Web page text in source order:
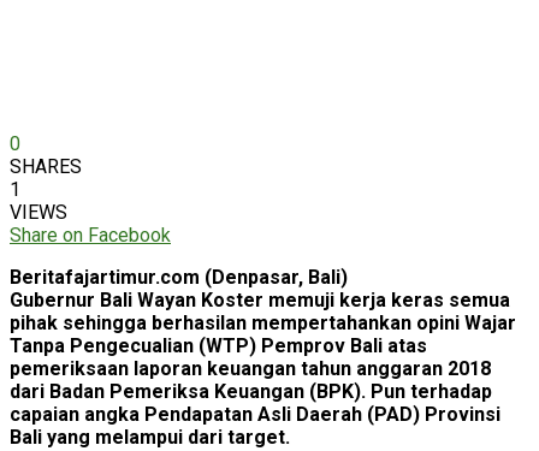
0
SHARES
1
VIEWS
Share on Facebook
Beritafajartimur.com (Denpasar, Bali)
Gubernur Bali Wayan Koster memuji kerja keras semua
pihak sehingga berhasilan mempertahankan opini Wajar
Tanpa Pengecualian (WTP) Pemprov Bali atas
pemeriksaan laporan keuangan tahun anggaran 2018
dari Badan Pemeriksa Keuangan (BPK). Pun terhadap
capaian angka Pendapatan Asli Daerah (PAD) Provinsi
Bali yang melampui dari target.